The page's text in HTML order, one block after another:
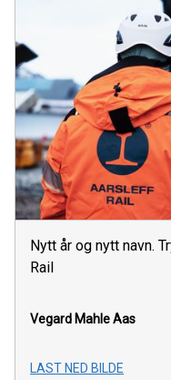
Nytt år og nytt navn.
Rail
Vegard Mahle Aas
LAST NED BILDE